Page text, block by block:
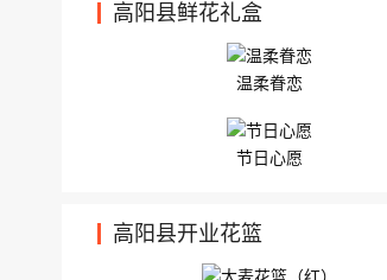
高阳县鲜花礼盒
温柔眷恋
节日心愿
高阳县开业花篮